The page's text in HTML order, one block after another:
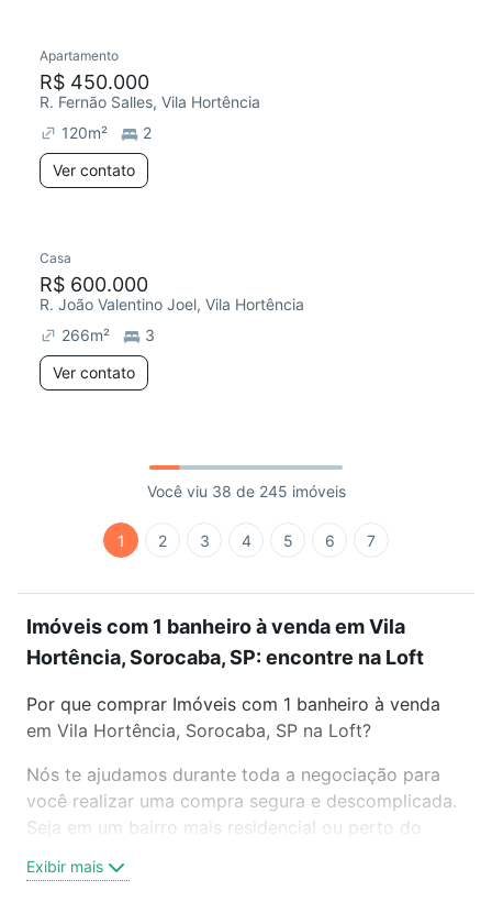
Apartamento
R$ 450.000
R. Fernão Salles, Vila Hortência
120m²
2
Ver contato
Casa
R$ 600.000
R. João Valentino Joel, Vila Hortência
266m²
3
Ver contato
Você viu 38 de 245 imóveis
1 2 3 4 5 6 7
Imóveis com 1 banheiro à venda em Vila
Hortência, Sorocaba, SP: encontre na Loft
Por que comprar Imóveis com 1 banheiro à venda
em Vila Hortência, Sorocaba, SP na Loft?
Nós te ajudamos durante toda a negociação para
você realizar uma compra segura e descomplicada.
Seja em um bairro mais residencial ou perto do
oferta ideal de Imóveis com 1 banheiro à venda em
Exibir mais